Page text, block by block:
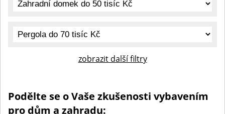
zobrazit další filtry
Podělte se o Vaše zkušenosti vybavením
pro dům a zahradu: